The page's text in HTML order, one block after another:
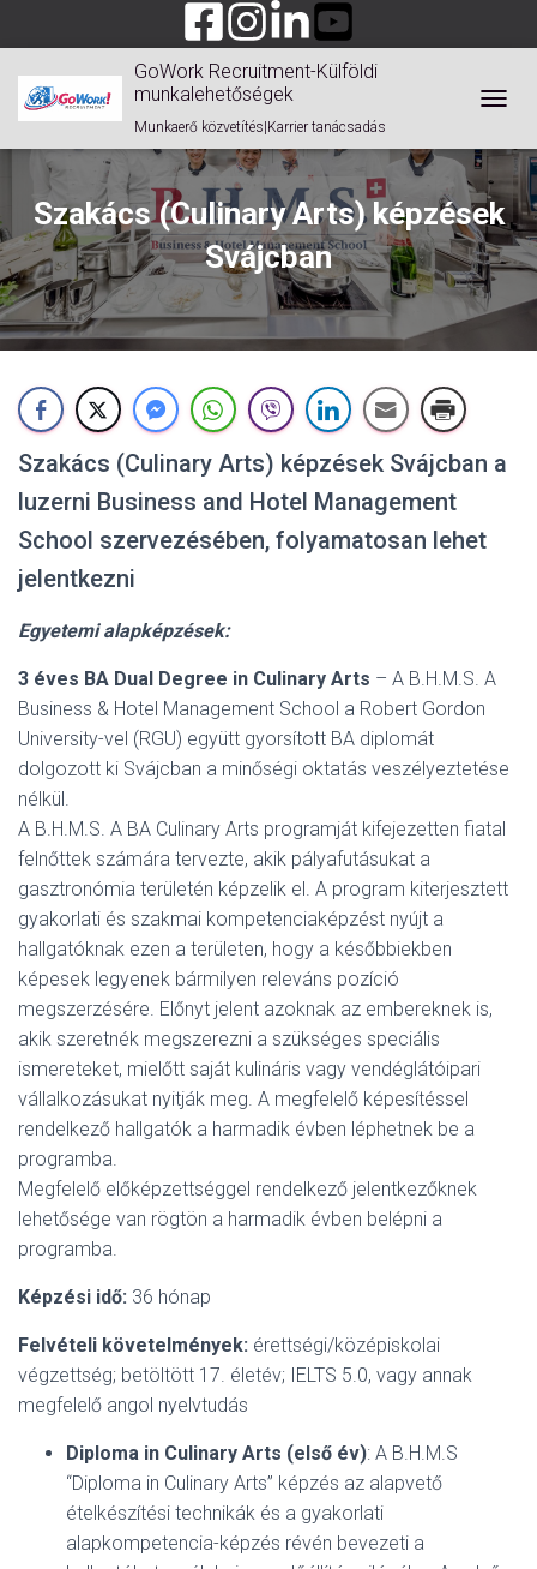
GoWork Recruitment-Külföldi
munkalehetőségek
Munkaerő közvetítés|Karrier tanácsadás
Szakács (Culinary Arts) képzések
Svájcban
Szakács (Culinary Arts) képzések Svájcban a
luzerni Business and Hotel Management
School szervezésében, folyamatosan lehet
jelentkezni
Egyetemi alapképzések:
3 éves BA Dual Degree in Culinary Arts – A B.H.M.S. A
Business & Hotel Management School a Robert Gordon
University-vel (RGU) együtt gyorsított BA diplomát
dolgozott ki Svájcban a minőségi oktatás veszélyeztetése
nélkül.
A B.H.M.S. A BA Culinary Arts programját kifejezetten fiatal
felnőttek számára tervezte, akik pályafutásukat a
gasztronómia területén képzelik el. A program kiterjesztett
gyakorlati és szakmai kompetenciaképzést nyújt a
hallgatóknak ezen a területen, hogy a későbbiekben
képesek legyenek bármilyen releváns pozíció
megszerzésére. Előnyt jelent azoknak az embereknek is,
akik szeretnék megszerezni a szükséges speciális
ismereteket, mielőtt saját kulináris vagy vendéglátóipari
vállalkozásukat nyitják meg. A megfelelő képesítéssel
rendelkező hallgatók a harmadik évben léphetnek be a
programba.
Megfelelő előképzettséggel rendelkező jelentkezőknek
lehetősége van rögtön a harmadik évben belépni a
programba.
Képzési idő: 36 hónap
Felvételi követelmények: érettségi/középiskolai
végzettség; betöltött 17. életév; IELTS 5.0, vagy annak
megfelelő angol nyelvtudás
Diploma in Culinary Arts (első év): A B.H.M.S
“Diploma in Culinary Arts” képzés az alapvető
ételkészítési technikák és a gyakorlati
alapkompetencia-képzés révén bevezeti a